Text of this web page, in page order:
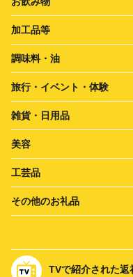
加工品等
調味料・油
旅行・イベント・体験
雑貨・日用品
美容
工芸品
その他のお礼品
TVで紹介された返